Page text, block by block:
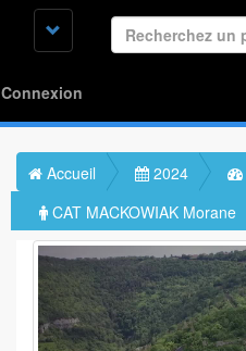
Accueil 2024
CAT MACKOWIAK Morane